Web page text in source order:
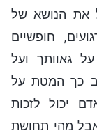
את הנושא של
חופשיים
גאוותך ועל
כך המטת על
יכול לזכות
מהי תחושת